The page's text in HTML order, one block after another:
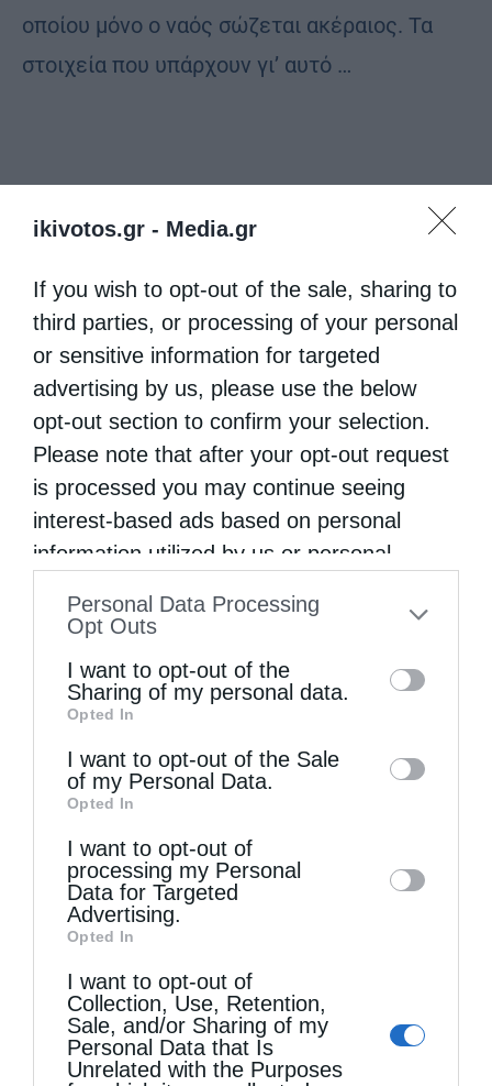
ikivotos.gr - Media.gr
If you wish to opt-out of the sale, sharing to
third parties, or processing of your personal
or sensitive information for targeted
advertising by us, please use the below
opt-out section to confirm your selection.
Please note that after your opt-out request
is processed you may continue seeing
interest-based ads based on personal
information utilized by us or personal
to your opt-out. You may separately opt-out
information by third parties on the IAB’s list
of downstream participants. This
information may also be disclosed by us to
third parties on theIAB’s List of
Downstream Participants
disclose it to other third parties.
Personal Data Processing
Opt Outs
I want to opt-out of the
Sharing of my personal data.
Opted In
I want to opt-out of the Sale
of my Personal Data.
Opted In
I want to opt-out of
processing my Personal
Data for Targeted
Advertising.
Opted In
I want to opt-out of
Collection, Use, Retention,
Sale, and/or Sharing of my
Personal Data that Is
Unrelated with the Purposes
οποίου μόνο ο ναός σώζεται ακέραιος. Τα
στοιχεία που υπάρχουν γι’ αυτό …
Τελευταία άρθρα
Κακό και εκδίκηση
Αυστραλίας στην Ιερά Επισκοπή Χώρας
Δημητριάδος Ιγνάτιος: «Ο Χριστός μάς έδειξε το